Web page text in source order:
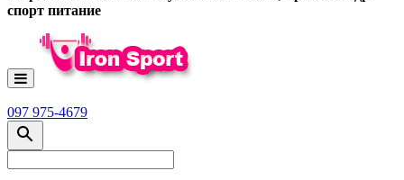
спорт питание
097 975-4679